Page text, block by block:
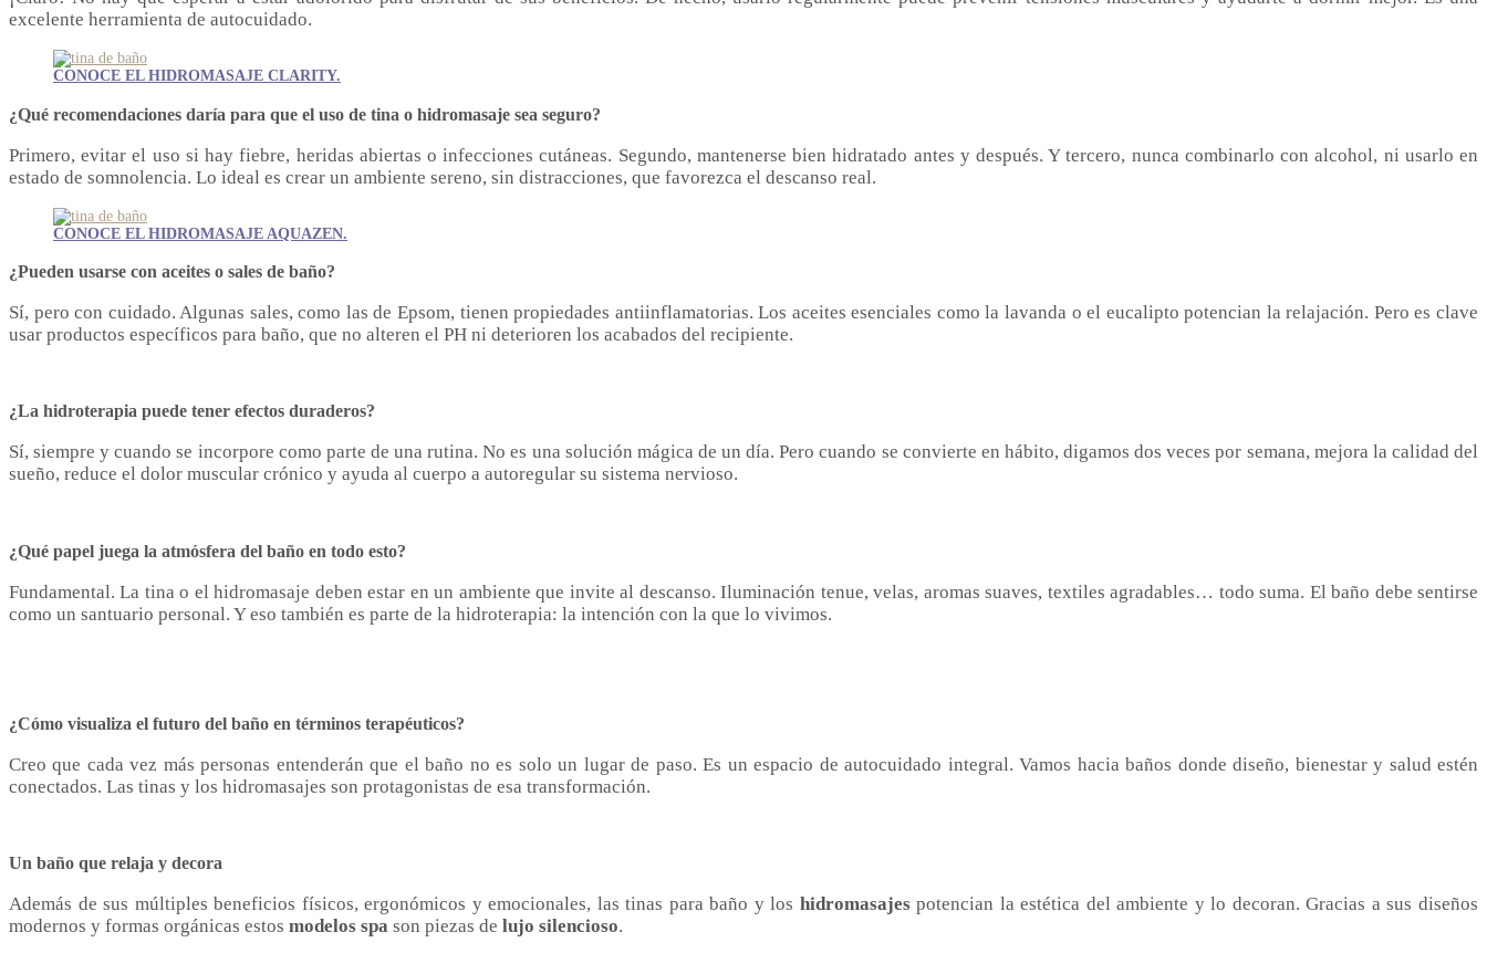
excelente herramienta de autocuidado.
CONOCE EL HIDROMASAJE CLARITY.
¿Qué recomendaciones daría para que el uso de tina o hidromasaje sea seguro?
Primero, evitar el uso si hay fiebre, heridas abiertas o infecciones cutáneas. Segundo, mantenerse bien hidratado antes y después. Y tercero, nunca combinarlo con alcohol, ni usarlo en
estado de somnolencia. Lo ideal es crear un ambiente sereno, sin distracciones, que favorezca el descanso real.
CONOCE EL HIDROMASAJE AQUAZEN.
¿Pueden usarse con aceites o sales de baño?
Sí, pero con cuidado. Algunas sales, como las de Epsom, tienen propiedades antiinflamatorias. Los aceites esenciales como la lavanda o el eucalipto potencian la relajación. Pero es clave
usar productos específicos para baño, que no alteren el PH ni deterioren los acabados del recipiente.
¿La hidroterapia puede tener efectos duraderos?
Sí, siempre y cuando se incorpore como parte de una rutina. No es una solución mágica de un día. Pero cuando se convierte en hábito, digamos dos veces por semana, mejora la calidad del
sueño, reduce el dolor muscular crónico y ayuda al cuerpo a autoregular su sistema nervioso.
¿Qué papel juega la atmósfera del baño en todo esto?
Fundamental. La tina o el hidromasaje deben estar en un ambiente que invite al descanso. Iluminación tenue, velas, aromas suaves, textiles agradables… todo suma. El baño debe sentirse
como un santuario personal. Y eso también es parte de la hidroterapia: la intención con la que lo vivimos.
¿Cómo visualiza el futuro del baño en términos terapéuticos?
Creo que cada vez más personas entenderán que el baño no es solo un lugar de paso. Es un espacio de autocuidado integral. Vamos hacia baños donde diseño, bienestar y salud estén
conectados. Las tinas y los hidromasajes son protagonistas de esa transformación.
Un baño que relaja y decora
Además de sus múltiples beneficios físicos, ergonómicos y emocionales, las tinas para baño y los hidromasajespotencian la estética del ambiente y lo decoran. Gracias a sus diseños
modernos y formas orgánicas estos modelos spa son piezas de lujo silencioso.